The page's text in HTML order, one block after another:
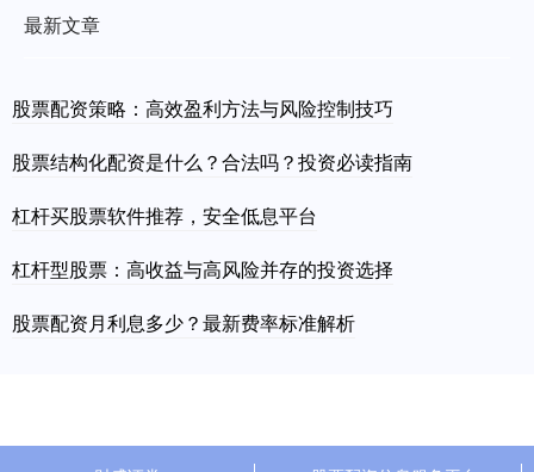
最新文章
股票配资策略：高效盈利方法与风险控制技巧
股票结构化配资是什么？合法吗？投资必读指南
杠杆买股票软件推荐，安全低息平台
杠杆型股票：高收益与高风险并存的投资选择
股票配资月利息多少？最新费率标准解析